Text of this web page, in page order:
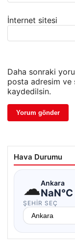
İnternet sitesi
Daha sonraki
posta adresim ve
kaydedilsin.
Hava Durumu
☁Ankara
NaN°C
ŞEHIR SEÇ